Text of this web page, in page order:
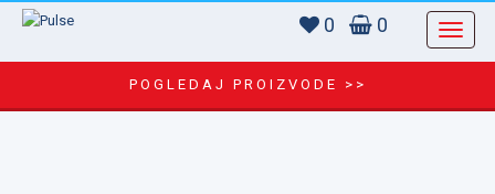
0 0
POGLEDAJ PROIZVODE >>